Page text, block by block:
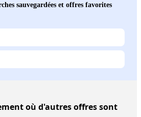
sauvegardées et offres favorites
où d'autres offres sont